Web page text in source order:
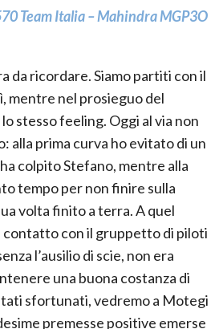
Team Italia – Mahindra MGP3O
da ricordare. Siamo partiti con il
mentre nel prosieguo del
stesso feeling. Oggi al via non
alla prima curva ho evitato di un
colpito Stefano, mentre alla
tempo per non finire sulla
volta finito a terra. A quel
contatto con il gruppetto di piloti
l’ausilio di scie, non era
una buona costanza di
sfortunati, vedremo a Motegi
premesse positive emerse